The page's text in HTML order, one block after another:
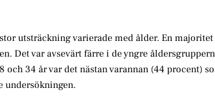
utsträckning varierade med ålder. En
Det var avsevärt färre i de yngre
34 år var det nästan varannan (44 procent)
undersökningen.